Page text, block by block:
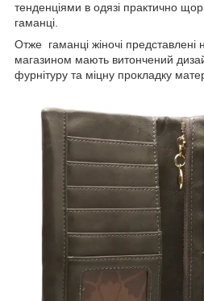
тенденціями в одязі практично
гаманці.
Отже гаманці жіночі представлені
магазином мають витончений
фурнітуру та міцну прокладку